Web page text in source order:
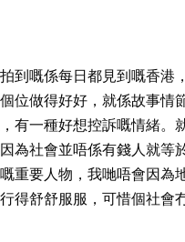
到嘅係每日都見到嘅香港
位做得好好，就係故事情
有一種好想控訴嘅情緒。
為社會並唔係有錢人就等
重要人物，我哋唔會因為
得舒舒服服，可惜個社會